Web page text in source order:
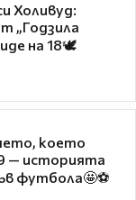
Холивуд:
„Годзила
на 18🕊️
което
— историята
футбола🤩⚽